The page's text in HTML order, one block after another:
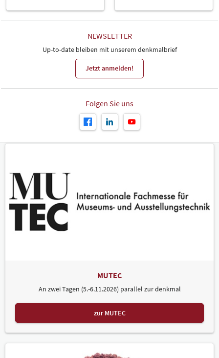
NEWSLETTER
Up-to-date bleiben mit unserem denkmalbrief
Jetzt anmelden!
Folgen Sie uns
MUTEC
An zwei Tagen (5.-6.11.2026) parallel zur denkmal
zur MUTEC